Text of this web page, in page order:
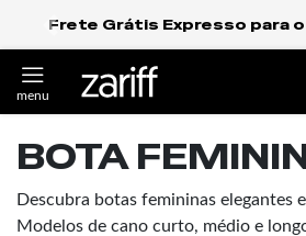
Frete Grátis Expresso para o
BOTA
Descubra botas femininas elegantes
Modelos de cano curto, médio e